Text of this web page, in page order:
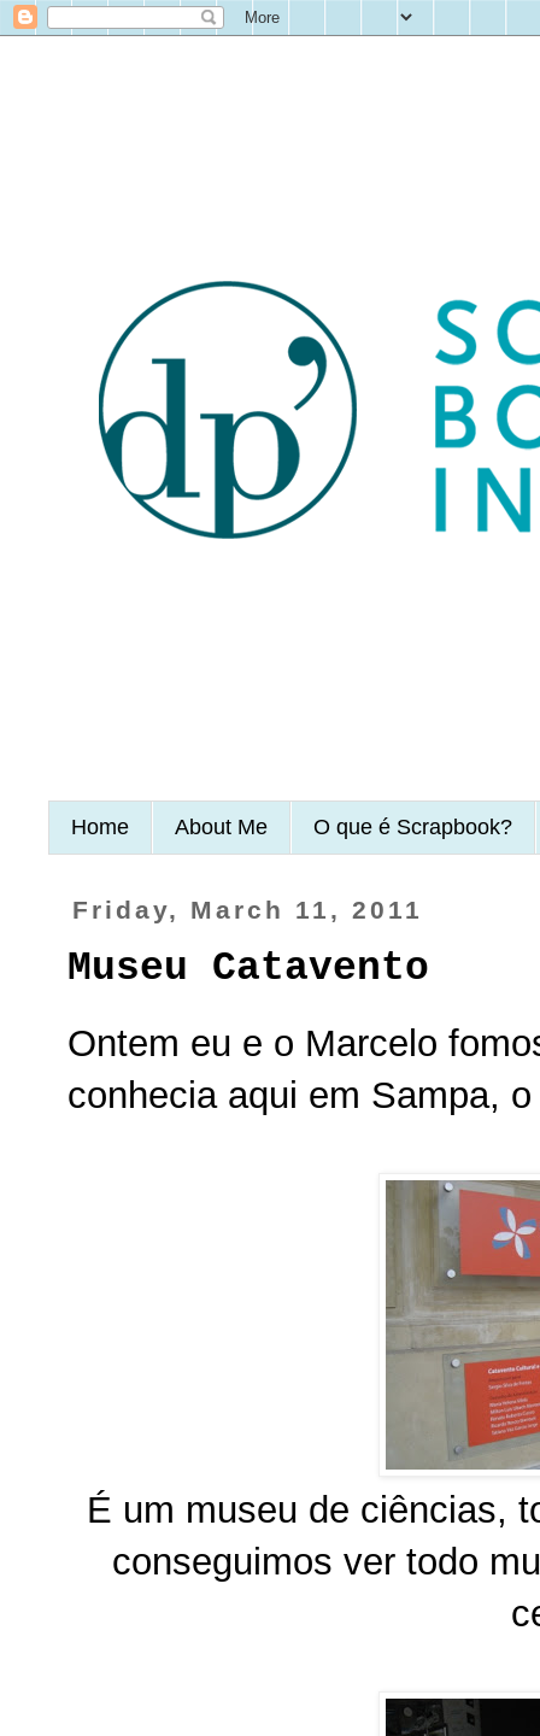
Home About Me O que é Scrapbook?
Friday, March 11, 2011
Museu Catavento
Ontem eu e o Marcelo
conhecia aqui em Sampa,
É um museu de ciências,
conseguimos ver todo